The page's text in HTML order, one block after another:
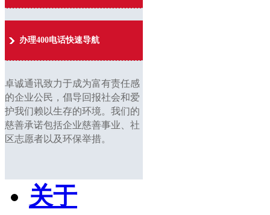
办理400电话快速导航
卓诚通讯致力于成为富有责任感
的企业公民，倡导回报社会和爱
护我们赖以生存的环境。我们的
慈善承诺包括企业慈善事业、社
区志愿者以及环保举措。
关于